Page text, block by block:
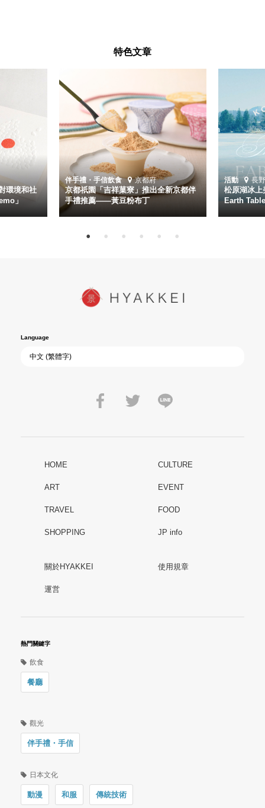
特色文章
環境和社
」
伴手禮・手信飲食 京都府
京都祇園「吉祥菓寮」推出全新京都伴
手禮推薦——黃豆粉布丁
活動 長
松原湖冰
Earth
Language
HOME CULTURE
ART EVENT
TRAVEL FOOD
SHOPPING JP info
關於HYAKKEI 使用規章
運営
熱門關鍵字
飲食
餐廳
觀光
伴手禮・手信
日本文化
動漫 和服 傳統技術